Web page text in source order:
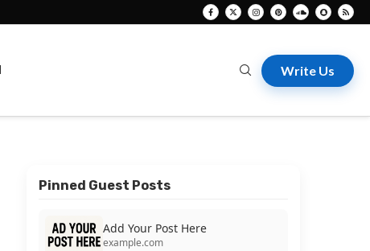
Write Us
Pinned Guest Posts
Add Your Post Here
example.com